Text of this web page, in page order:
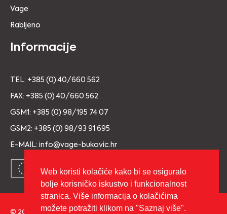
Vage
Rabljeno
Informacije
TEL: +385 (0) 40/660 562
FAX: +385 (0) 40/660 562
GSM1: +385 (0) 98/195 74 07
GSM2: +385 (0) 98/93 91 695
E-MAIL: info@vage-bukovic.hr
© 2026 Copyright VAGE BUKOVIĆ d.o.o. Sva prava pridržana.
Web koristi kolačiće kako bi se osiguralo
bolje korisničko iskustvo i funkcionalnost
stranica. Više informacija o kolačićima
možete potražiti klikom na "Saznaj više".